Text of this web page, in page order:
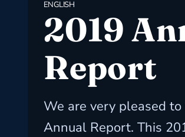
ENGLISH
2019
Report
We are very pleased
Annual Report. This